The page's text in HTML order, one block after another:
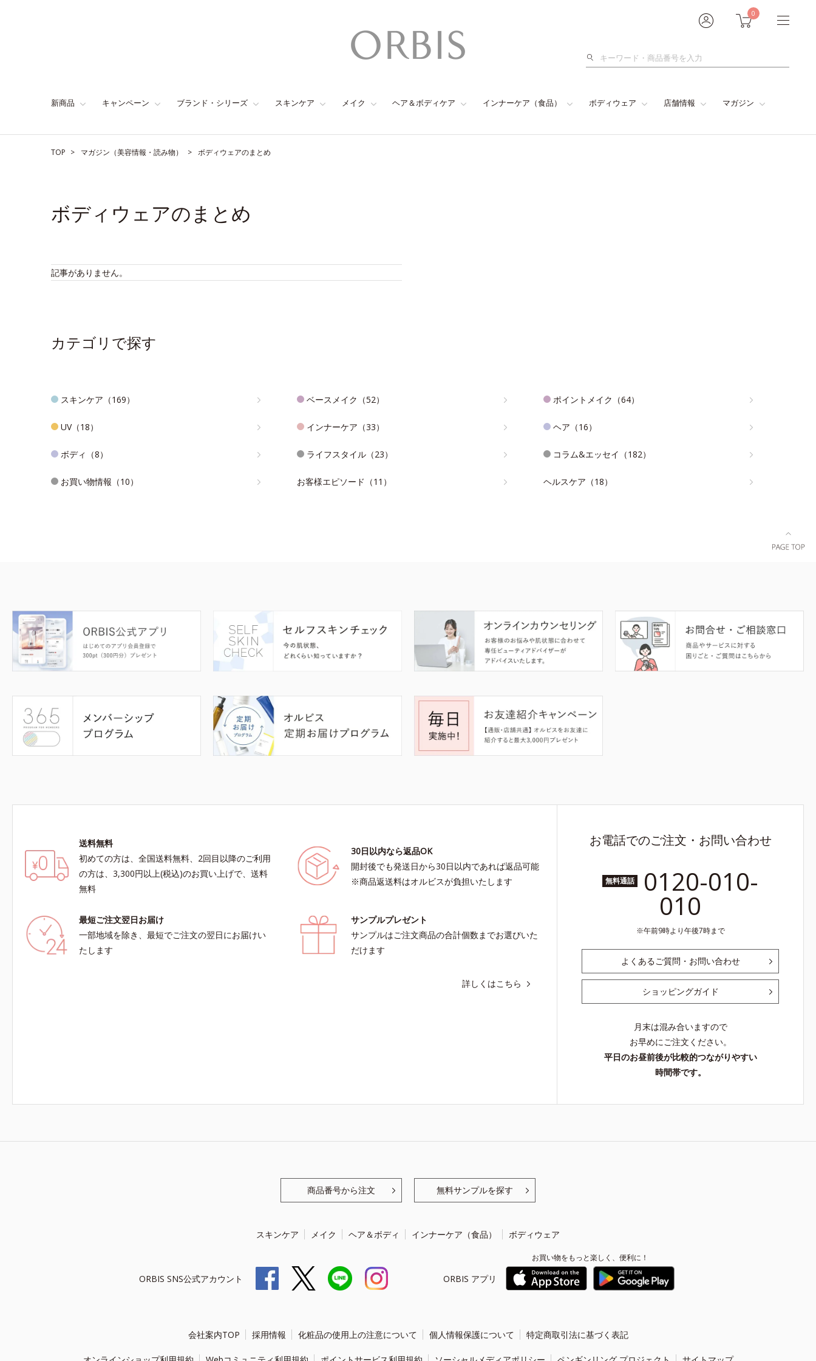
0
検
新商品 キャンペーン ブランド・シリーズ スキンケア メイク ヘア＆ボディケア インナーケア（食品） ボディウェア 店舗情報 マガジン
TOP マガジン（美容情報・読み物） ボディウェアのまとめ
ボディウェアのまとめ
記事がありません。
カテゴリで探す
スキンケア（169） ベースメイク（52） ポイントメイク（64）
UV（18） インナーケア（33） ヘア（16）
ボディ（8） ライフスタイル（23） コラム&エッセイ（182）
お買い物情報（10） お客様エピソード（11） ヘルスケア（18）
送料無料
初めての方は、全国送料無料、2回目以降のご利用
の方は、3,300円以上(税込)のお買い上げで、送料
無料
30日以内なら返品OK
開封後でも発送日から30日以内であれば返品可能
※商品返送料はオルビスが負担いたします
最短ご注文翌日お届け
一部地域を除き、最短でご注文の翌日にお届けい
たします
サンプルプレゼント
サンプルはご注文商品の合計個数までお選びいた
だけます
詳しくはこちら
お電話でのご注文・お問い合わせ
無料通話 0120-010-
010
午前9時より午後7時まで
よくあるご質問・お問い合わせ
ショッピングガイド
月末は混み合いますので
お早めにご注文ください。
平日のお昼前後が比較的つながりやすい
時間帯です。
商品番号から注文 無料サンプルを探す
スキンケア メイク ヘア＆ボディ インナーケア（食品） ボディウェア
ORBIS SNS公式アカウント ORBIS アプリ
お買い物をもっと楽しく、便利に！
会社案内TOP 採用情報 化粧品の使用上の注意について 個人情報保護について 特定商取引法に基づく表記